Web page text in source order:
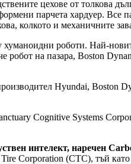
цехове от толкова
парчета хардуер. Все
колкото и механичните
роботи. Най-
робот на пазара, Boston
Hyundai, Boston
Cognitive Systems
интелект, наречен
Corporation (CTC), тъй